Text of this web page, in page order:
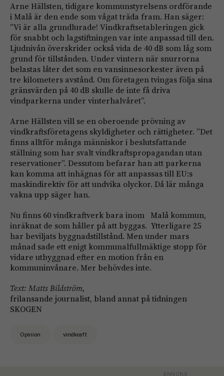
Arne Hällsten, tidigare kommunstyrelsens ordförande
i Malå är den ende som vågat träda fram. Han säger:
”Vi är alla grundlurade! Vindkraftsetableringen gick
för snabbt och lagstiftningen var inte anpassad till den.
Ljudnivån överskrider också vida de 40 dB som låg som
grund för tillstånden. Under vintern när snurrorna
belastas låter det som en vansinnesorkester även på
tre kilometers avstånd. Om företagen tvingas följa sina
gränsvärden på 40 dB skulle de inte få driva
vindparkerna under vinterhalvåret”.
Arne Hällsten vill se en oberoende prövning av
vindkraftsföretagens skyldigheter och rättigheter. ”Det
finns alltför många människor i beslutsfattande
ställning som har svalt vindkraftspropagandan utan
reservationer”. Dessutom befarar han att parkerna
kan komma att inhägnas för att anpassas till EU:s
maskindirektiv för att undvika olyckor. Då lär många
vakna upp säger han.
Nu finns 60 vindkraftverk bara inom Malå kommun,
inräknat de som håller på att byggas. Ytterligare 25
har beviljats byggnadstillstånd. Men under mars
månad sade ett enigt kommunalfullmäktige stopp för
vidare utbyggnad efter en motion från en
kommuninvånare. Mer behövdes inte.
Text: Matts Bildström,
frilansande journalist, bland annat på tidningen
SKOGEN
Opinion vindkraft